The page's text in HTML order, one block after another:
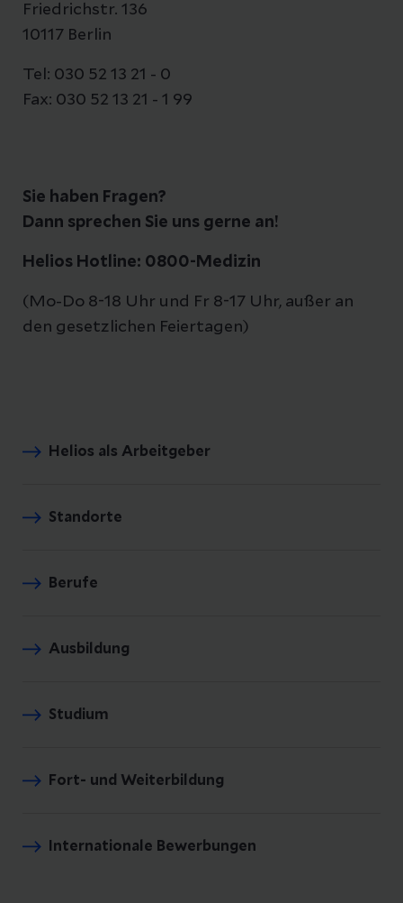
Friedrichstr. 136
10117 Berlin
Tel: 030 52 13 21 - 0
Fax: 030 52 13 21 - 1 99
Sie haben Fragen?
Dann sprechen Sie uns gerne an!
Helios Hotline: 0800-Medizin
(Mo-Do 8-18 Uhr und Fr 8-17 Uhr, außer an
den gesetzlichen Feiertagen)
Helios als Arbeitgeber
Standorte
Berufe
Ausbildung
Studium
Fort- und Weiterbildung
Internationale Bewerbungen